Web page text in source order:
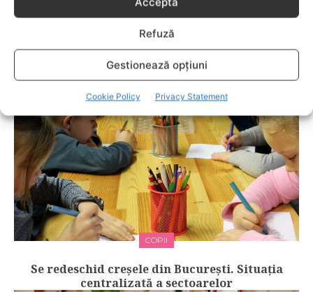
Refuză
Gestionează opțiuni
Cookie Policy Privacy Statement
stat vor fi deschise în această vară în
București. Lista completă
COPII
Se redeschid creșele din București. Situația
centralizată a sectoarelor